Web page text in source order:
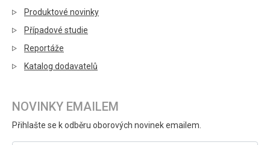
Produktové novinky
Případové studie
Reportáže
Katalog dodavatelů
NOVINKY EMAILEM
Přihlašte se k odběru oborových novinek emailem.